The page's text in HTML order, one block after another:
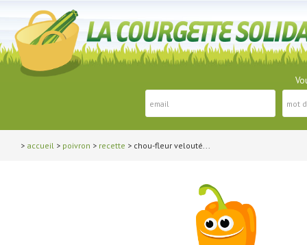
> accueil > poivron > recette > chou-fleur velouté...